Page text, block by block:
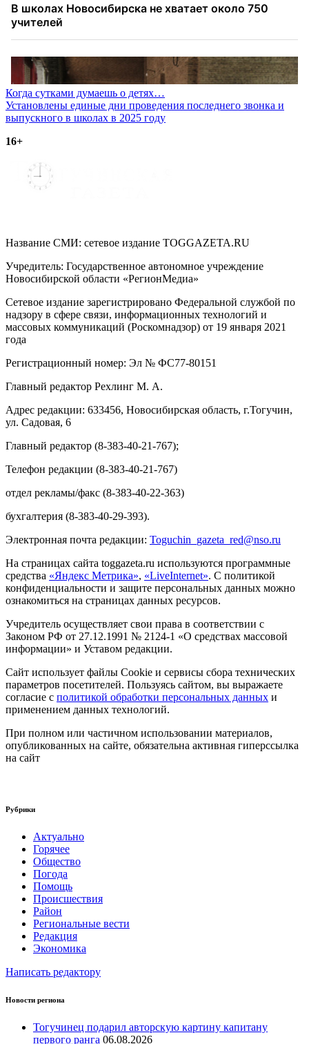
Навигация
по
Когда сутками думаешь о детях…
Установлены единые дни проведения последнего звонка и
выпускного в школах в 2025 году
16+
Название СМИ: cетевое издание TOGGAZETA.RU
Учредитель: Государственное автономное учреждение
Новосибирской области «РегионМедиа»
Сетевое издание зарегистрировано Федеральной службой по
надзору в сфере связи, информационных технологий и
массовых коммуникаций (Роскомнадзор) от 19 января 2021
года
Регистрационный номер: Эл № ФС77-80151
Главный редактор Рехлинг М. А.
Адрес редакции: 633456, Новосибирская область, г.Тогучин,
ул. Садовая, 6
Главный редактор (8-383-40-21-767);
Телефон редакции (8-383-40-21-767)
отдел рекламы/факс (8-383-40-22-363)
бухгалтерия (8-383-40-29-393).
Электронная почта редакции: Toguchin gazeta red@nso.ru
На страницах сайта toggazeta.ru используются программные
средства «Яндекс Метрика», «LiveInternet». С политикой
конфиденциальности и защите персональных данных можно
ознакомиться на страницах данных ресурсов.
Учредитель осуществляет свои права в соответствии с
Законом РФ от 27.12.1991 № 2124-1 «О средствах массовой
информации» и Уставом редакции.
Сайт использует файлы Cookie и сервисы сбора технических
параметров посетителей. Пользуясь сайтом, вы выражаете
согласие с политикой обработки персональных данных и
применением данных технологий.
При полном или частичном использовании материалов,
опубликованных на сайте, обязательна активная гиперссылка
на сайт
Рубрики
Актуально
Горячее
Общество
Погода
Помощь
Происшествия
Район
Региональные вести
Редакция
Экономика
Написать редактору
Новости региона
Тогучинец подарил авторскую картину капитану
первого ранга 06.08.2026